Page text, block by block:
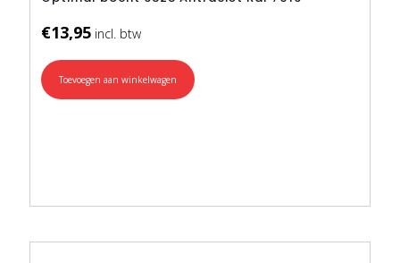
€13,95
Toevoegen aan winkelwagen